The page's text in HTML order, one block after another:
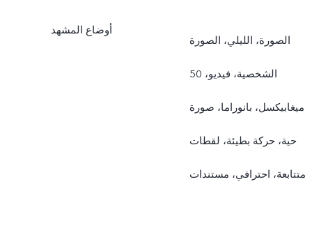
أوضاع المشهد
الصورة، الليلي، الصورة
الشخصية، فيديو، 50
ميغابيكسل، بانوراما، صورة
حية، حركة بطيئة، لقطات
متتابعة، احترافي، مستندات